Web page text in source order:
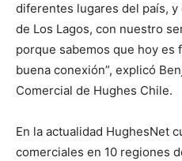
diferentes lugares del país,
de Los Lagos, con nuestro
porque sabemos que hoy es
buena conexión”, explicó
Comercial de Hughes Chile.
En la actualidad HughesNet
comerciales en 10 regiones